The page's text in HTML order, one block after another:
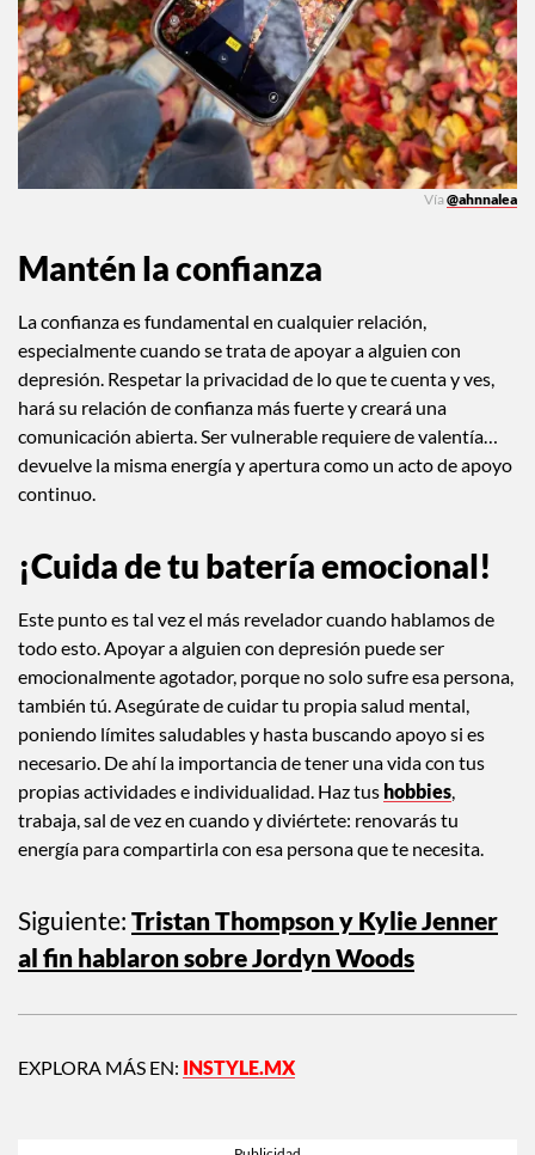
Vía@ahnnalea
Mantén la confianza
La confianza es fundamental en cualquier relación,
especialmente cuando se trata de apoyar a alguien con
depresión. Respetar la privacidad de lo que te cuenta y ves,
hará su relación de confianza más fuerte y creará una
comunicación abierta. Ser vulnerable requiere de valentía…
devuelve la misma energía y apertura como un acto de apoyo
continuo.
¡Cuida de tu batería emocional!
Este punto es tal vez el más revelador cuando hablamos de
todo esto. Apoyar a alguien con depresión puede ser
emocionalmente agotador, porque no solo sufre esa persona,
también tú. Asegúrate de cuidar tu propia salud mental,
poniendo límites saludables y hasta buscando apoyo si es
necesario. De ahí la importancia de tener una vida con tus
propias actividades e individualidad. Haz tus hobbies,
trabaja, sal de vez en cuando y diviértete: renovarás tu
energía para compartirla con esa persona que te necesita.
Siguiente: Tristan Thompson y Kylie Jenner
al fin hablaron sobre Jordyn Woods
EXPLORA MÁS EN: INSTYLE.MX